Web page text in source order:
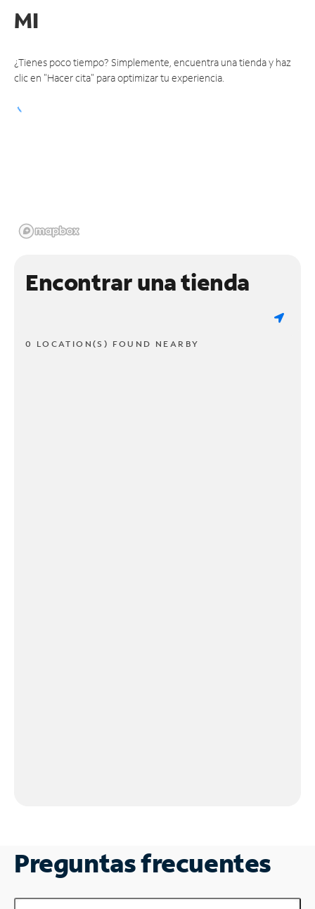
MI
¿Tienes poco tiempo? Simplemente, encuentra una tienda y haz
clic en "Hacer cita" para optimizar tu experiencia.
Encontrar una tienda
0 LOCATION(S) FOUND NEARBY
Preguntas frecuentes